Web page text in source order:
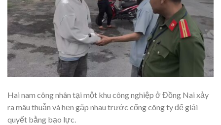
Hai nam công nhân tại một khu công nghiệp ở Đồng Nai xảy
ra mâu thuẫn và hẹn gặp nhau trước cổng công ty để giải
quyết bằng bạo lực.